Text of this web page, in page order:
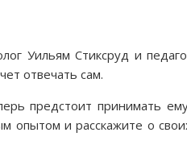
Уильям Стиксруд и
отвечать сам.
предстоит принимать
опытом и расскажите о